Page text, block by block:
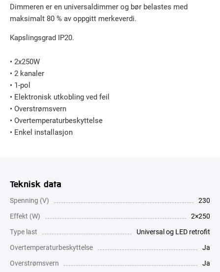
Dimmeren er en universaldimmer og bør belastes med
maksimalt 80 % av oppgitt merkeverdi.
Kapslingsgrad IP20.
• 2x250W
• 2 kanaler
• 1-pol
• Elektronisk utkobling ved feil
• Overstrømsvern
• Overtemperaturbeskyttelse
• Enkel installasjon
Teknisk data
Spenning (V)
230
Effekt (W)
2×250
Type last
Universal og LED retrofit
Overtemperaturbeskyttelse
Ja
Overstrømsvern
Ja